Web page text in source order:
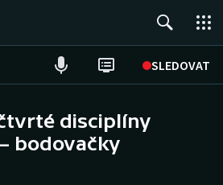
SLEDOVAT
disciplíny
bodovačky